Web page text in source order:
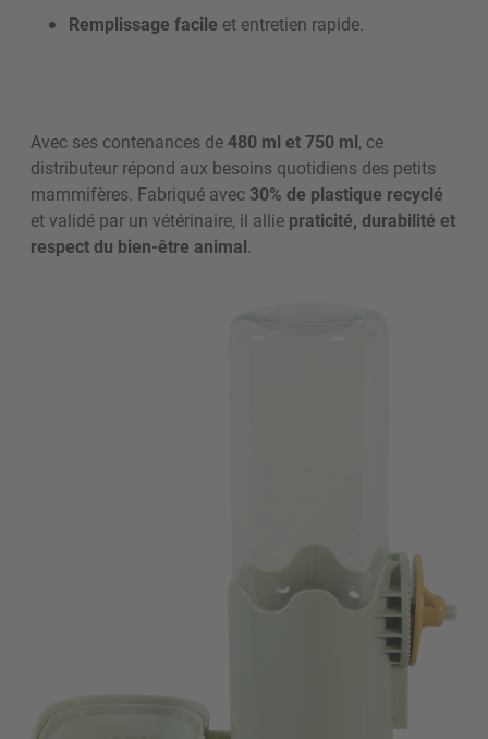
Remplissage facile et entretien rapide.
Avec ses contenances de480 ml et 750 ml, ce
distributeur répond aux besoins quotidiens des petits
mammifères. Fabriqué avec 30% de plastique recyclé
et validé par un vétérinaire, il allie praticité, durabilité et
respect du bien-être animal.